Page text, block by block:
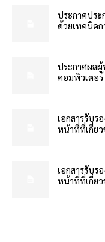
ประกาศประ
ด้วยเทคนิคก
ประกาศผลผู้
คอมพิวเตอร์
เอกสารรับร
หน้าที่ที่เกี่ยว
เอกสารรับร
หน้าที่ที่เกี่ยว